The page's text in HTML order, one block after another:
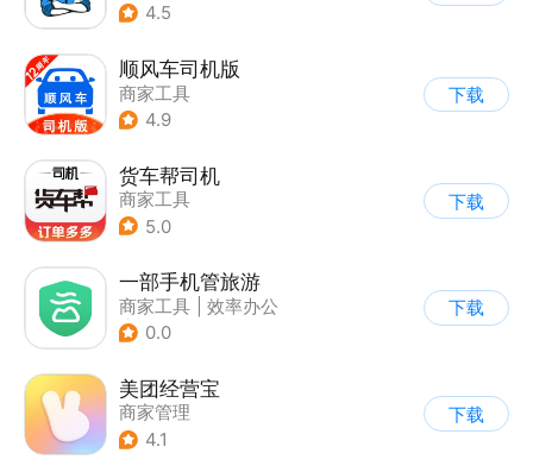
4.5
顺风车司机版
商家工具
4.9
下载
货车帮司机
商家工具
5.0
下载
一部手机管旅游
商家工具
效率办公
| 商家管理
0.0
下载
美团经营宝
商家管理
4.1
下载